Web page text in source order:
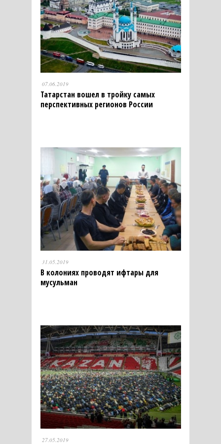
07.06.2019
Татарстан вошел в тройку самых
перспективных регионов России
31.05.2019
В колониях проводят ифтары для
мусульман
27.05.2019